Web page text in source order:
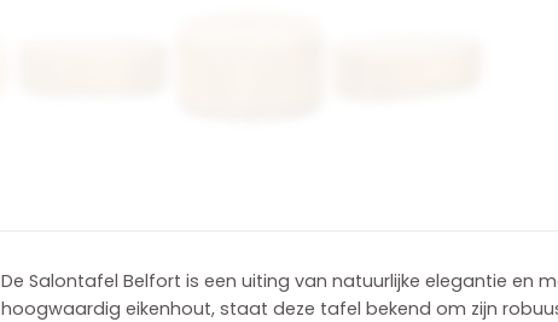
De Salontafel Belfort is een uiting van natuurlijke elegantie en
hoogwaardig eikenhout, staat deze tafel bekend om zijn